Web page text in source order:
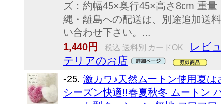
ズ：約幅45×奥行45×高さ8cm 重
縄・離島への配送は、別途追加送
い合わせ下さい。...
1,440円
税込 送料別 カードOK
レビ
テリアのお店
-25. 激カワ♪天然ムートン使用夏
シーズン快適!!春夏秋冬 ムートン